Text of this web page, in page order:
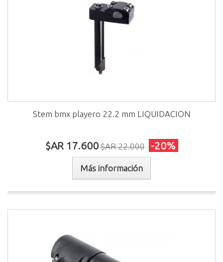
Stem bmx playero 22.2 mm LIQUIDACION
$AR 17.600$AR 22.000 -20%
Más información